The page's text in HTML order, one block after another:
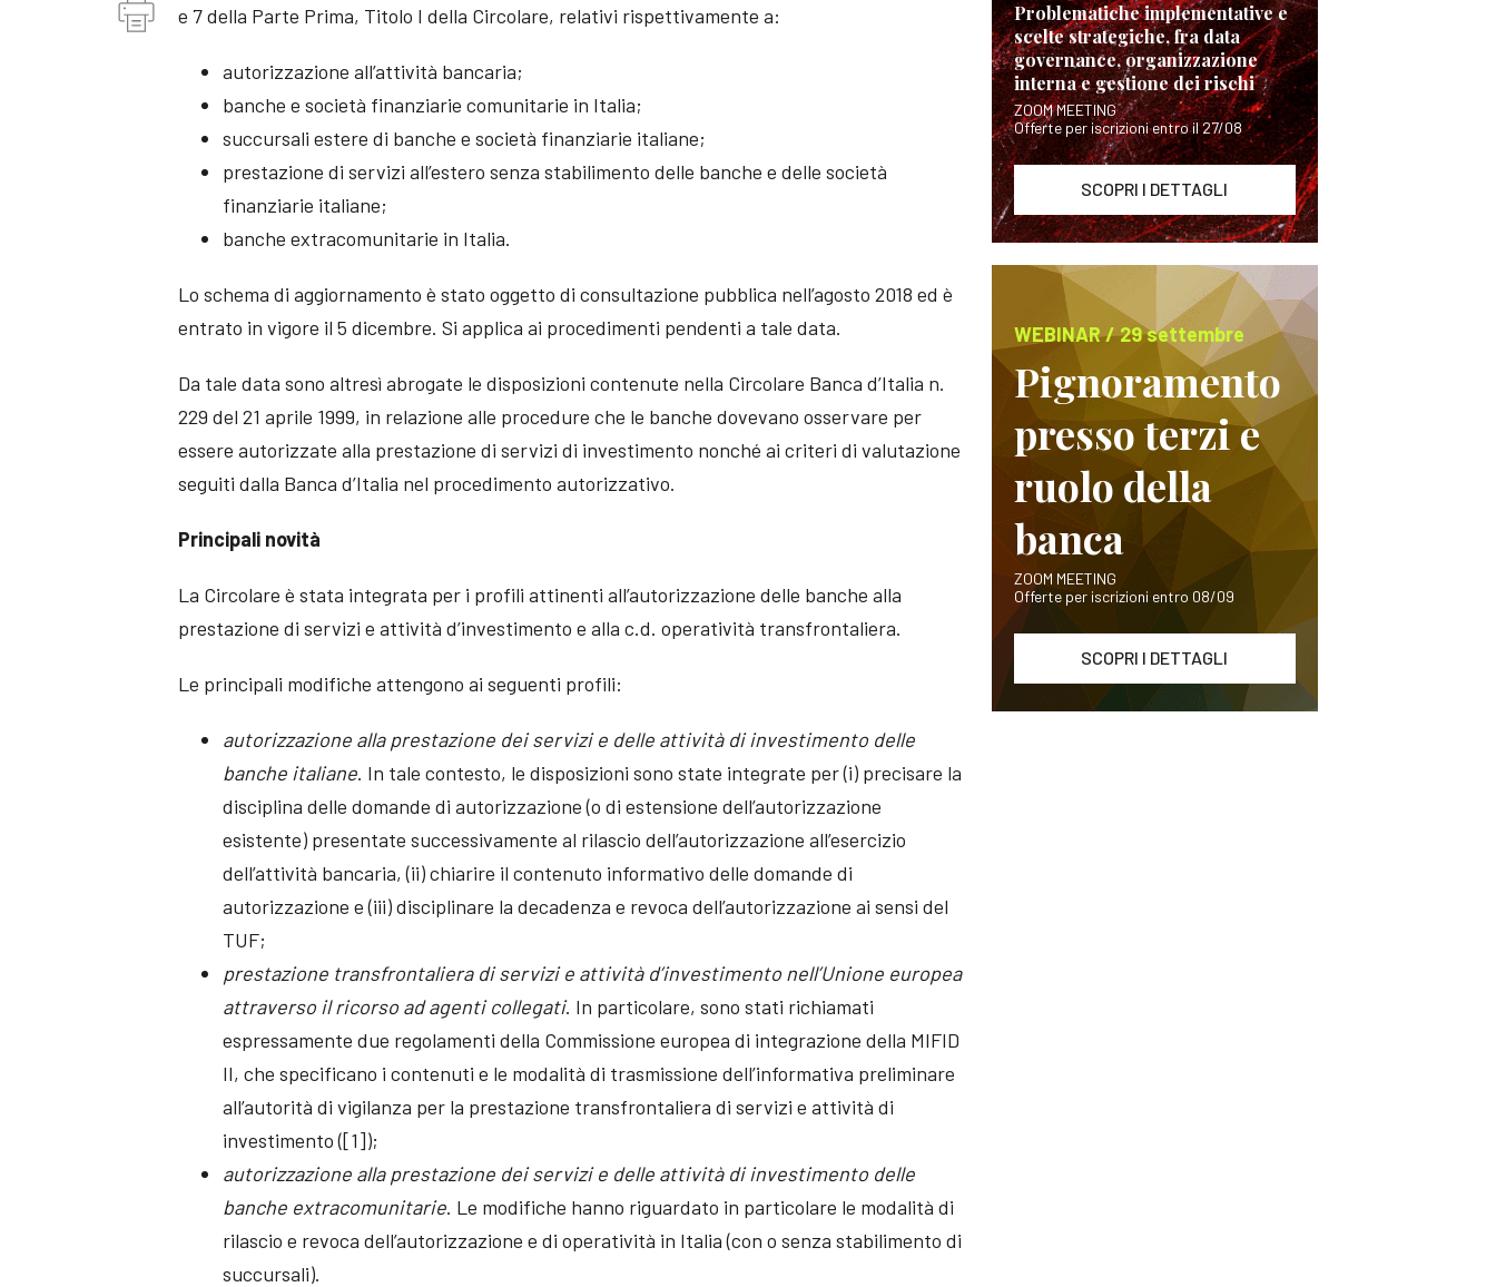
e 7 della Parte Prima, Titolo I della Circolare, relativi rispettivamente a:
autorizzazione all’attività bancaria;
banche e società finanziarie comunitarie in Italia;
succursali estere di banche e società finanziarie italiane;
prestazione di servizi all’estero senza stabilimento delle banche e delle società
finanziarie italiane;
banche extracomunitarie in Italia.
Lo schema di aggiornamento è stato oggetto di consultazione pubblica nell’agosto 2018 ed è
entrato in vigore il 5 dicembre. Si applica ai procedimenti pendenti a tale data.
Da tale data sono altresì abrogate le disposizioni contenute nella Circolare Banca d’Italia n.
229 del 21 aprile 1999, in relazione alle procedure che le banche dovevano osservare per
essere autorizzate alla prestazione di servizi di investimento nonché ai criteri di valutazione
seguiti dalla Banca d’Italia nel procedimento autorizzativo.
Principali novità
La Circolare è stata integrata per i profili attinenti all’autorizzazione delle banche alla
prestazione di servizi e attività d’investimento e alla c.d. operatività transfrontaliera.
Le principali modifiche attengono ai seguenti profili:
autorizzazione alla prestazione dei servizi e delle attività di investimento delle
banche italiane. In tale contesto, le disposizioni sono state integrate per (i) precisare la
disciplina delle domande di autorizzazione (o di estensione dell’autorizzazione
esistente) presentate successivamente al rilascio dell’autorizzazione all’esercizio
dell’attività bancaria, (ii) chiarire il contenuto informativo delle domande di
autorizzazione e (iii) disciplinare la decadenza e revoca dell’autorizzazione ai sensi del
TUF;
prestazione transfrontaliera di servizi e attività d’investimento nell’Unione europea
attraverso il ricorso ad agenti collegati. In particolare, sono stati richiamati
espressamente due regolamenti della Commissione europea di integrazione della MIFID
II, che specificano i contenuti e le modalità di trasmissione dell’informativa preliminare
all’autorità di vigilanza per la prestazione transfrontaliera di servizi e attività di
investimento ([1]);
autorizzazione alla prestazione dei servizi e delle attività di investimento delle
banche extracomunitarie. Le modifiche hanno riguardato in particolare le modalità di
rilascio e revoca dell’autorizzazione e di operatività in Italia (con o senza stabilimento di
succursali).
Problematiche implementative e
scelte strategiche, fra data
governance, organizzazione
interna e gestione dei rischi
ZOOM MEETING
Offerte per iscrizioni entro il 27/08
SCOPRI I DETTAGLI
WEBINAR / 29 settembre
Pignoramento
presso terzi e
ruolo della
banca
ZOOM MEETING
Offerte per iscrizioni entro 08/09
SCOPRI I DETTAGLI